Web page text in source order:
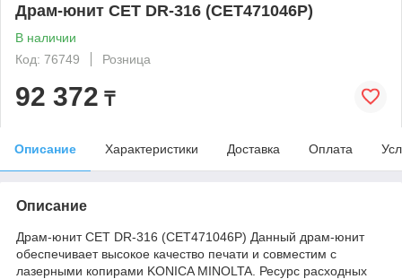
Драм-юнит CET DR-316 (CET471046P)
В наличии
Код: 76749
Розница
92 372 ₸
Описание Характеристики Доставка Оплата
Описание
Драм-юнит CET DR-316 (CET471046P) Данный драм-юнит
обеспечивает высокое качество печати и совместим с
лазерными копирами KONICA MINOLTA. Ресурс расходных